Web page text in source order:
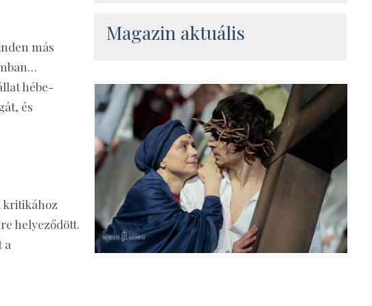
más
hébe-
és
kritikához
helyeződött.
a
Magazin aktuális